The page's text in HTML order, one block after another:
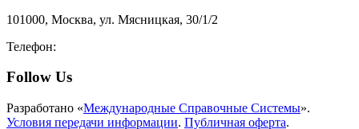
101000, Москва, ул. Мясницкая, 30/1/2
Телефон:
Follow Us
Разработано «Международные Справочные Системы».
Условия передачи информации. Публичная оферта.